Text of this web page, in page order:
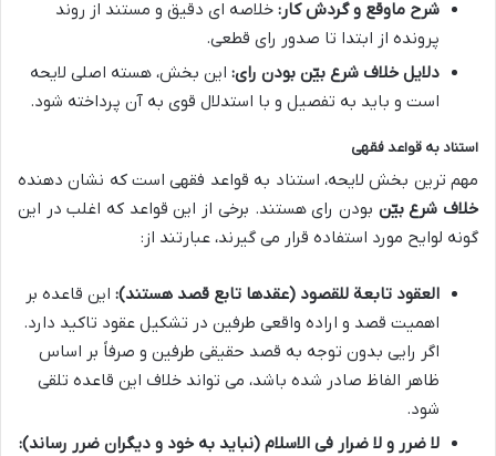
شرح ماوقع و گردش کار: خلاصه ای دقیق و مستند از روند
پرونده از ابتدا تا صدور رای قطعی.
دلایل خلاف شرع بیّن بودن رای: این بخش، هسته اصلی لایحه
است و باید به تفصیل و با استدلال قوی به آن پرداخته شود.
استناد به قواعد فقهی
مهم ترین بخش لایحه، استناد به قواعد فقهی است که نشان دهنده
خلاف شرع بیّن بودن رای هستند. برخی از این قواعد که اغلب در این
گونه لوایح مورد استفاده قرار می گیرند، عبارتند از:
العقود تابعة للقصود (عقدها تابع قصد هستند): این قاعده بر
اهمیت قصد و اراده واقعی طرفین در تشکیل عقود تاکید دارد.
اگر رایی بدون توجه به قصد حقیقی طرفین و صرفاً بر اساس
ظاهر الفاظ صادر شده باشد، می تواند خلاف این قاعده تلقی
شود.
لا ضرر و لا ضرار فی الاسلام (نباید به خود و دیگران ضرر رساند):